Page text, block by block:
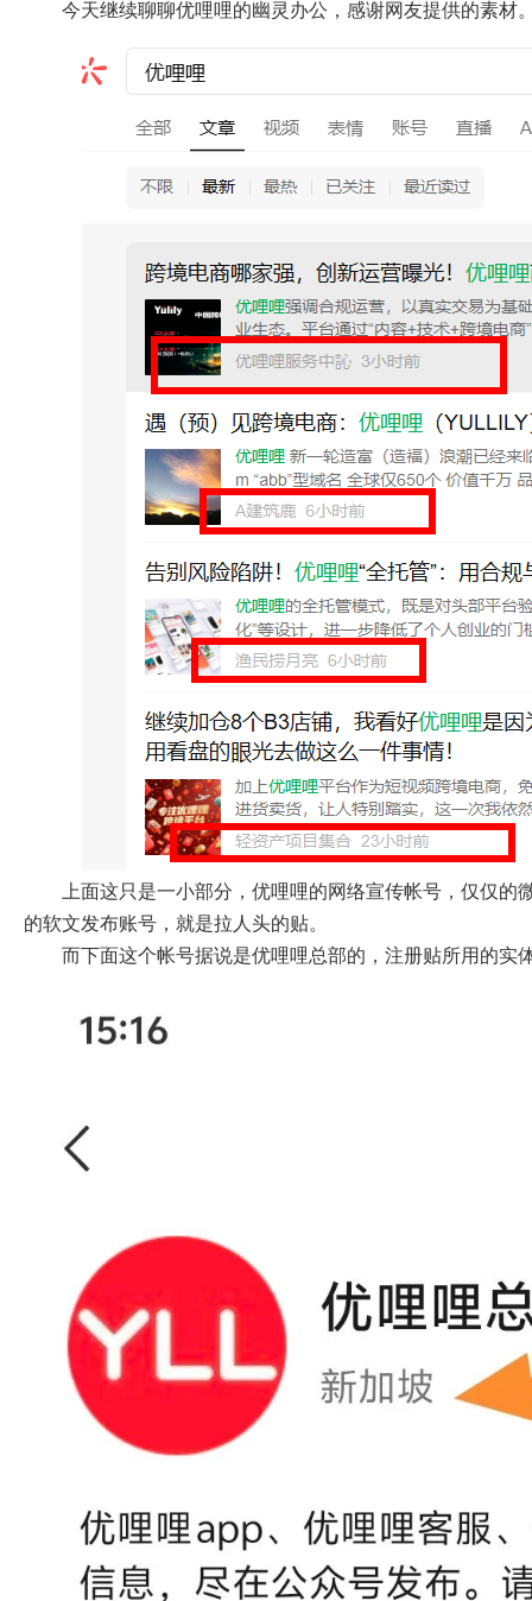
今天继续聊聊优哩哩的幽灵办公，感谢网友提供的素材
上面这只是一小部分，优哩哩的网络宣传帐号，仅仅的
的软文发布账号，就是拉人头的贴。
而下面这个帐号据说是优哩哩总部的，注册贴所用的实